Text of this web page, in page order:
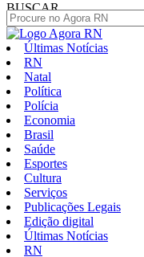
BUSCAR
Últimas Notícias
RN
Natal
Política
Polícia
Economia
Brasil
Saúde
Esportes
Cultura
Serviços
Publicações Legais
Edição digital
Últimas Notícias
RN